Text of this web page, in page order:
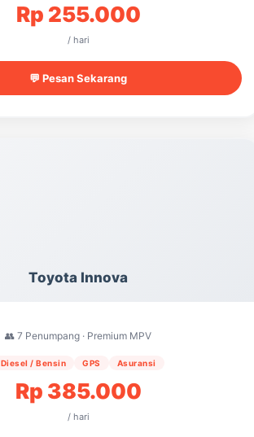
Rp 255.000
/ hari
💬 Pesan Sekarang
Toyota Innova
👥 7 Penumpang · Premium MPV
Diesel / Bensin GPS Asuransi
Rp 385.000
/ hari